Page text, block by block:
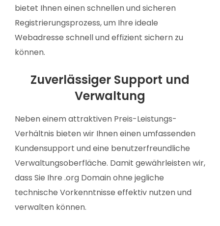
bietet Ihnen einen schnellen und sicheren
Registrierungsprozess, um Ihre ideale
Webadresse schnell und effizient sichern zu
können.
Zuverlässiger Support und
Verwaltung
Neben einem attraktiven Preis-Leistungs-
Verhältnis bieten wir Ihnen einen umfassenden
Kundensupport und eine benutzerfreundliche
Verwaltungsoberfläche. Damit gewährleisten wir,
dass Sie Ihre .org Domain ohne jegliche
technische Vorkenntnisse effektiv nutzen und
verwalten können.